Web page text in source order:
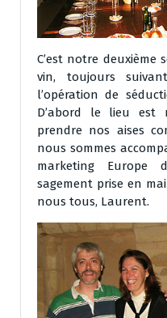
C’est notre deuxième
vin, toujours
l’opération de
D’abord le lieu est
prendre nos aises
nous sommes
marketing Europe
sagement prise en
nous tous, Laurent.